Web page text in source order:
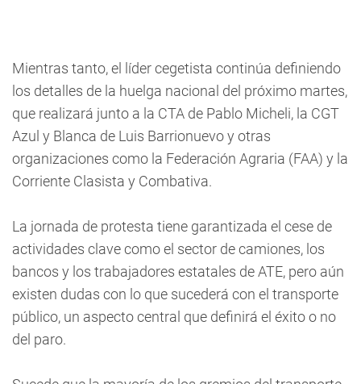
Mientras tanto, el líder cegetista continúa definiendo
los detalles de la huelga nacional del próximo martes,
que realizará junto a la CTA de Pablo Micheli, la CGT
Azul y Blanca de Luis Barrionuevo y otras
organizaciones como la Federación Agraria (FAA) y la
Corriente Clasista y Combativa.
La jornada de protesta tiene garantizada el cese de
actividades clave como el sector de camiones, los
bancos y los trabajadores estatales de ATE, pero aún
existen dudas con lo que sucederá con el transporte
público, un aspecto central que definirá el éxito o no
del paro.